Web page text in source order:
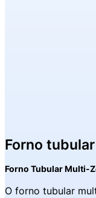
Forno
Forno Tubular
O forno tubular